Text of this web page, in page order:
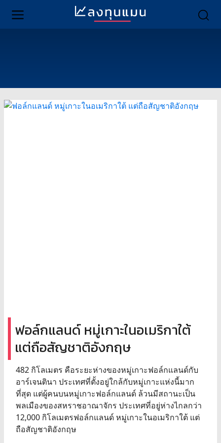
ฟอล์กแลนด์ หมู่เกาะในอเมริกาใต้
แต่ถือสัญชาติอังกฤษ
482 กิโลเมตร คือระยะห่างของหมู่เกาะฟอล์กแลนด์กับ
อาร์เจนตินา ประเทศที่ตั้งอยู่ใกล้กับหมู่เกาะแห่งนี้มาก
ที่สุด แต่ผู้คนบนหมู่เกาะฟอล์กแลนด์ ล้วนมีสถานะเป็น
พลเมืองของสหราชอาณาจักร ประเทศที่อยู่ห่างไกลกว่า
12,000 กิโลเมตรฟอล์กแลนด์ หมู่เกาะในอเมริกาใต้ แต่
ถือสัญชาติอังกฤษ